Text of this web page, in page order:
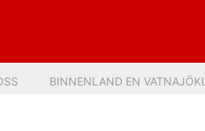
BINNENLAND EN